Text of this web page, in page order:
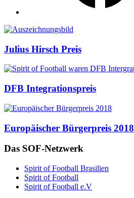
Auszeichnungen
Julius Hirsch Preis
DFB Integrationspreis
Europäischer Bürgerpreis 2018
Das SOF-Netzwerk
Spirit of Football Brasilien
Spirit of Football
Spirit of Football e.V